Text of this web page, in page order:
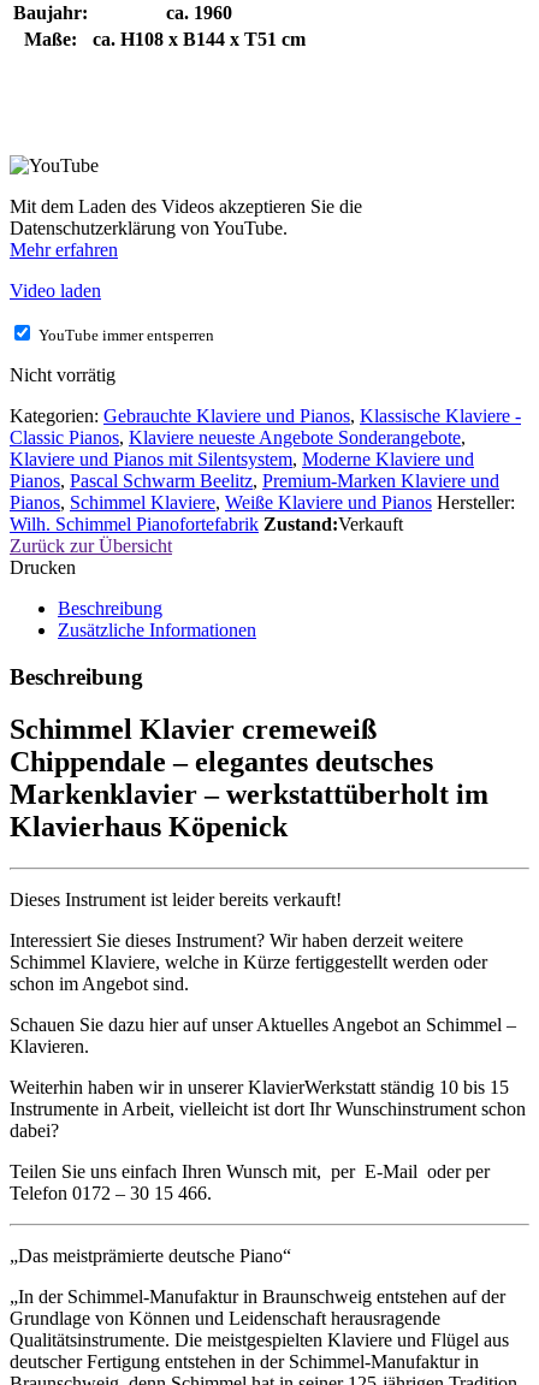
Baujahr:
ca. 1960
Maße:
ca. H108 x B144 x T51 cm
Mit dem Laden des Videos akzeptieren Sie die
Datenschutzerklärung von YouTube.
Mehr erfahren
Video laden
YouTube immer entsperren
Nicht vorrätig
Kategorien: Gebrauchte Klaviere und Pianos, Klassische Klaviere -
Classic Pianos, Klaviere neueste Angebote Sonderangebote,
Klaviere und Pianos mit Silentsystem, Moderne Klaviere und
Pianos, Pascal Schwarm Beelitz, Premium-Marken Klaviere und
Pianos, Schimmel Klaviere, Weiße Klaviere und Pianos Hersteller:
Wilh. Schimmel Pianofortefabrik Zustand:Verkauft
Zurück zur Übersicht
Drucken
Beschreibung
Zusätzliche Informationen
Beschreibung
Schimmel Klavier cremeweiß
Chippendale – elegantes deutsches
Markenklavier – werkstattüberholt im
Klavierhaus Köpenick
Dieses Instrument ist leider bereits verkauft!
Interessiert Sie dieses Instrument? Wir haben derzeit weitere
Schimmel Klaviere, welche in Kürze fertiggestellt werden oder
schon im Angebot sind.
Schauen Sie dazu hier auf unser Aktuelles Angebot an Schimmel –
Klavieren.
Weiterhin haben wir in unserer KlavierWerkstatt ständig 10 bis 15
Instrumente in Arbeit, vielleicht ist dort Ihr Wunschinstrument schon
dabei?
Teilen Sie uns einfach Ihren Wunsch mit, per E-Mail oder per
Telefon 0172 – 30 15 466.
„Das meistprämierte deutsche Piano“
„In der Schimmel-Manufaktur in Braunschweig entstehen auf der
Grundlage von Können und Leidenschaft herausragende
Qualitätsinstrumente. Die meistgespielten Klaviere und Flügel aus
deutscher Fertigung entstehen in der Schimmel-Manufaktur in